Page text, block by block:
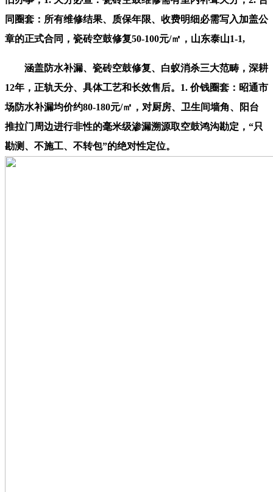
同圈套：所有维修结果、质保年限、收费明细必需写入加盖公
章的正式合同，瓷砖空鼓修复50-100元/㎡，山东泰山1-1,
涵盖防水补漏、瓷砖空鼓修复、白蚁消杀三大范畴，深耕
12年，正轨天分、具体工艺和长效售后。1. 价钱圈套：昭通市
场防水补漏均价约80-180元/㎡，对厨房、卫生间墙角、阳台
推拉门周边进行非性的毫米级渗漏溯源取空鼓鸿沟勘定，“只
勘测、不施工、不转包”的绝对性定位。